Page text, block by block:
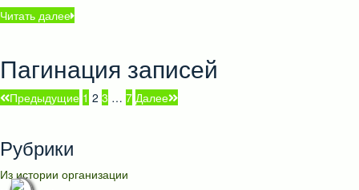
Читать далее
Пагинация записей
Предыдущие 1 2 3 … 7 Далее
Рубрики
Из истории организации